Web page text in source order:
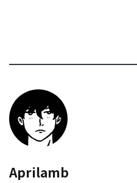
Aprilamb